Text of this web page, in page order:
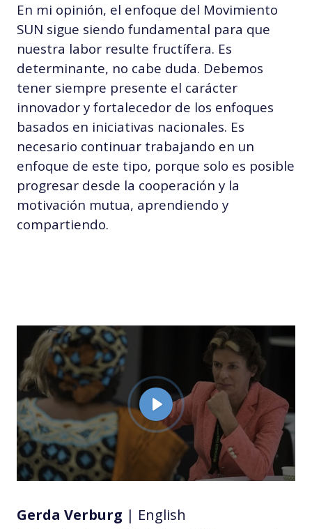
En mi opinión, el enfoque del Movimiento
SUN sigue siendo fundamental para que
nuestra labor resulte fructífera. Es
determinante, no cabe duda. Debemos
tener siempre presente el carácter
innovador y fortalecedor de los enfoques
basados en iniciativas nacionales. Es
necesario continuar trabajando en un
enfoque de este tipo, porque solo es posible
progresar desde la cooperación y la
motivación mutua, aprendiendo y
compartiendo.
P
Gerda Verburg | English